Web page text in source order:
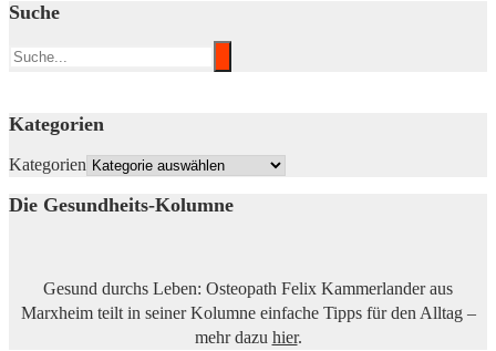
Suche
Kategorien
Kategorien
Die Gesundheits-Kolumne
Gesund durchs Leben: Osteopath Felix Kammerlander aus
Marxheim teilt in seiner Kolumne einfache Tipps für den Alltag –
mehr dazu hier.